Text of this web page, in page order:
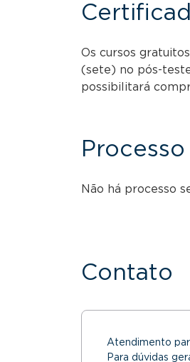
Os cursos
(sete) no pós-
possibilitará
Não há processo
Contato
Atendimento
Para dúvidas